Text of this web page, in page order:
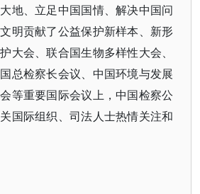
地、立足中国国情、解决中国问
明贡献了公益保护新样本、新形
大会、联合国生物多样性大会、
总检察长会议、中国环境与发展
等重要国际会议上，中国检察公
国际组织、司法人士热情关注和